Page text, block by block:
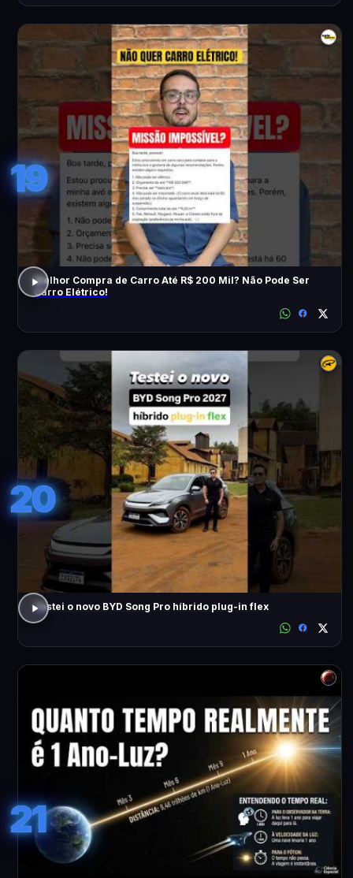
19
Melhor Compra de Carro Até R$ 200 Mil? Não Pode Ser
Carro Elétrico!
20
Testei o novo BYD Song Pro híbrido plug-in flex
21